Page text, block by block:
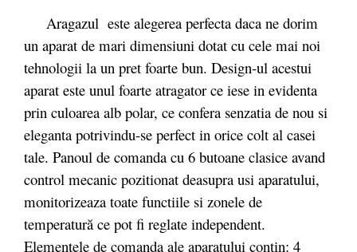
Aragazul este alegerea perfecta daca ne dorim
un aparat de mari dimensiuni dotat cu cele mai noi
tehnologii la un pret foarte bun. Design-ul acestui
aparat este unul foarte atragator ce iese in evidenta
prin culoarea alb polar, ce confera senzatia de nou si
eleganta potrivindu-se perfect in orice colt al casei
tale. Panoul de comanda cu 6 butoane clasice avand
control mecanic pozitionat deasupra usi aparatului,
monitorizeaza toate functiile si zonele de
temperatură ce pot fi reglate independent.
Elementele de comanda ale aparatului contin: 4